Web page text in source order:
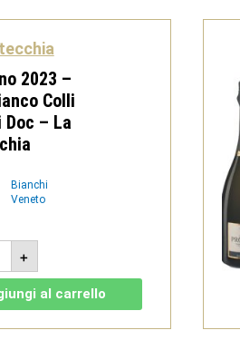
2023 –
Colli
Doc – La
Bianchi
Veneto
+
al carrello